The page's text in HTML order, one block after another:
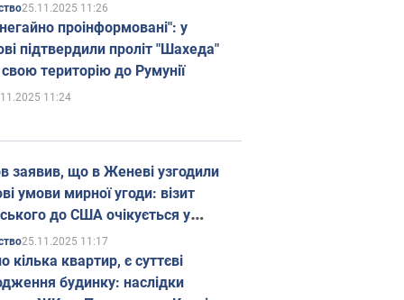
25.11.2025 11:26
проінформовані": у
підтвердили проліт "Шахеда"
територію до Румунії
11:24
заявив, що в Женеві узгодили
умови мирної угоди: візит
до США очікується у
25.11.2025 11:17
кілька квартир, є суттєві
будинку: наслідки